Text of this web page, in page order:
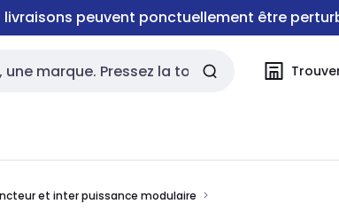
livraisons peuvent ponctuellement être
et inter puissance modulaire